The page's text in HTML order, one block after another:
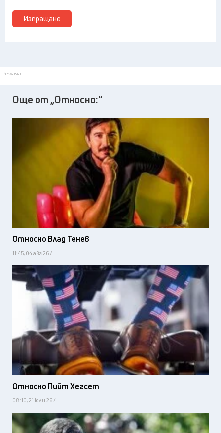
Изпращане
Реклама
Още от „Относно:“
Относно Влад Тенев
11:45, 04 авг 26 /
Относно Пийт Хегсет
08:10, 21 юли 26 /